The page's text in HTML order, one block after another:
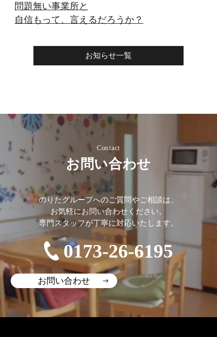
問題無い事業所と
自信もって、言えるだろうか？
お知らせ一覧
Contact
お問い合わせ
のりたグループへのご質問やご相談は、
お気軽にお問い合わせください。
専門スタッフが丁寧に対応いたします。
0173-26-6195
お問い合わせ